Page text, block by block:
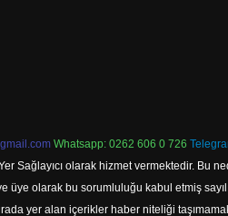
Whatsapp: 0262 606 0 726
Sağlayıcı olarak hizmet vermektedir. Bu
üye olarak bu sorumluluğu kabul etmiş
yer alan içerikler haber niteliği